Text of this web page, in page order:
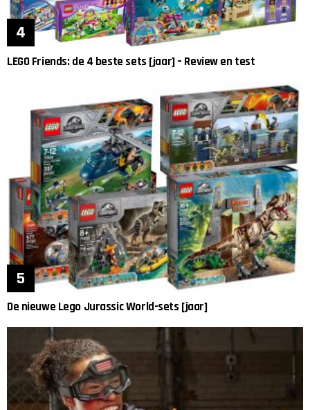
LEGO Friends: de 4 beste sets [jaar] – Review en test
De nieuwe Lego Jurassic World-sets [jaar]